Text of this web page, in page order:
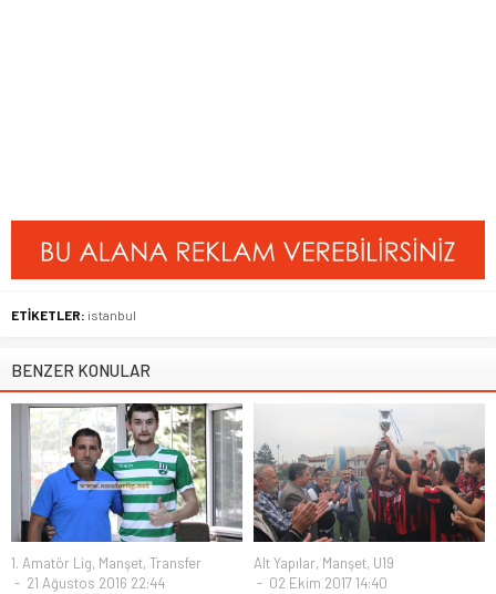
ETİKETLER: istanbul
BENZER KONULAR
1. Amatör Lig, Manşet, Transfer
21 Ağustos 2016 22:44
Alt Yapılar, Manşet, U19
02 Ekim 2017 14:40